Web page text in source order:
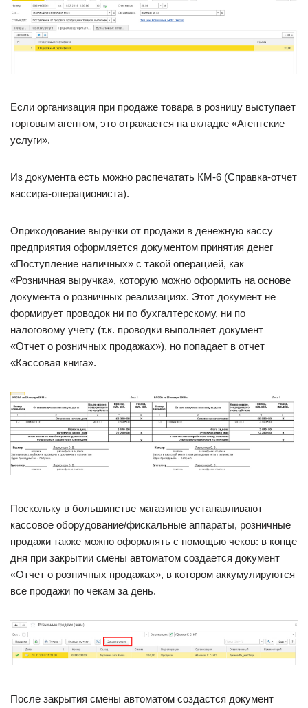
Если организация при продаже товара в розницу выступает
торговым агентом, это отражается на вкладке «Агентские
услуги».
Из документа есть можно распечатать КМ-6 (Справка-отчет
кассира-операциониста).
Оприходование выручки от продажи в денежную кассу
предприятия оформляется документом принятия денег
«Поступление наличных» с такой операцией, как
«Розничная выручка», которую можно оформить на основе
документа о розничных реализациях. Этот документ не
формирует проводок ни по бухгалтерскому, ни по
налоговому учету (т.к. проводки выполняет документ
«Отчет о розничных продажах»), но попадает в отчет
«Кассовая книга».
Поскольку в большинстве магазинов устанавливают
кассовое оборудование/фискальные аппараты, розничные
продажи также можно оформлять с помощью чеков: в конце
дня при закрытии смены автоматом создается документ
«Отчет о розничных продажах», в котором аккумулируются
все продажи по чекам за день.
После закрытия смены автоматом создастся документ